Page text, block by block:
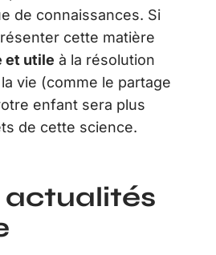
de connaissances. Si
cette matière
et utile à la résolution
vie (comme le partage
enfant sera plus
de cette science.
actualités